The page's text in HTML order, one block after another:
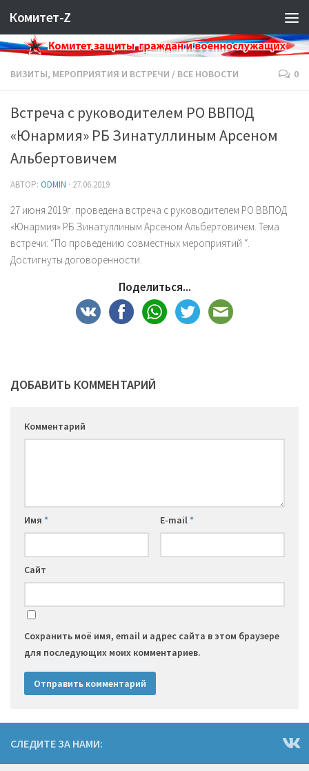
Комитет-Z
ВИЗИТЫ, МЕРОПРИЯТИЯ И ВСТРЕЧИ / ВСЕ НОВОСТИ 0
Встреча с руководителем РО ВВПОД
«Юнармия» РБ Зинатуллиным Арсеном
Альбертовичем
АВТОР: ODMIN · 27.06.2019
27 июня 2019г. проведена встреча с руководителем РО ВВПОД
«Юнармия» РБ Зинатуллиным Арсеном Альбертовичем. Тема
встречи: “По проведению совместных мероприятий “.
Достигнуты договоренности.
Поделиться...
ДОБАВИТЬ КОММЕНТАРИЙ
Комментарий
Имя * E-mail*
Сайт
Сохранить моё имя, email и адрес сайта в этом браузере
для последующих моих комментариев.
СЛЕДИТЕ ЗА НАМИ: